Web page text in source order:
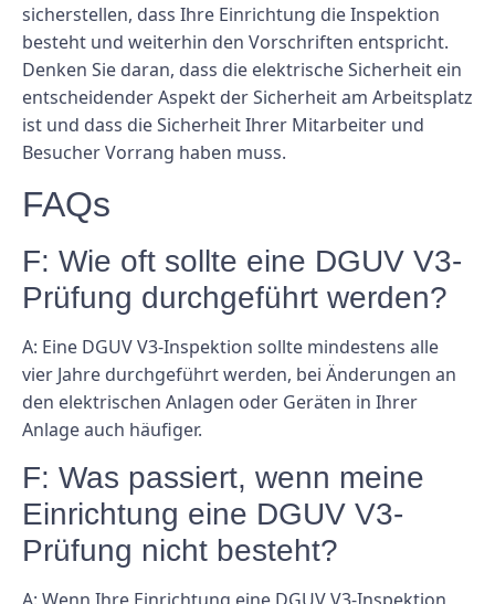
sicherstellen, dass Ihre Einrichtung die Inspektion
besteht und weiterhin den Vorschriften entspricht.
Denken Sie daran, dass die elektrische Sicherheit ein
entscheidender Aspekt der Sicherheit am Arbeitsplatz
ist und dass die Sicherheit Ihrer Mitarbeiter und
Besucher Vorrang haben muss.
FAQs
F: Wie oft sollte eine DGUV V3-
Prüfung durchgeführt werden?
A: Eine DGUV V3-Inspektion sollte mindestens alle
vier Jahre durchgeführt werden, bei Änderungen an
den elektrischen Anlagen oder Geräten in Ihrer
Anlage auch häufiger.
F: Was passiert, wenn meine
Einrichtung eine DGUV V3-
Prüfung nicht besteht?